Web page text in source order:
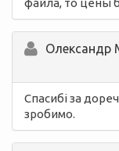
файла, то цены
Олександр
Спасибі за
зробимо.